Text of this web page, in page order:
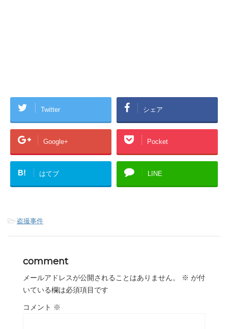
Twitter シェア
Google+ Pocket
B! はてブ LINE
-盗撮事件
comment
メールアドレスが公開されることはありません。 ※ が付
いている欄は必須項目です
コメント ※